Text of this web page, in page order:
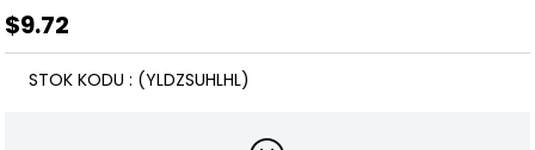
$9.72
(YLDZSUHLHL)
STOK KODU